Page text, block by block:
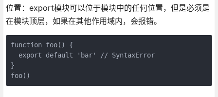
位置：export模块可以位于模块中的任何位置，但是必须是
在模块顶层，如果在其他作用域内，会报错。
function foo() {
  export default 'bar' // SyntaxError
}
foo()